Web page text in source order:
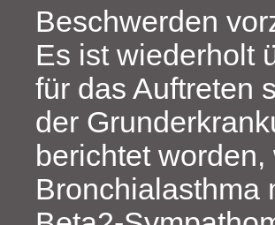
Beschwerden
Es ist wiederholt
für das Auftreten
der
berichtet
Bronchialasthma